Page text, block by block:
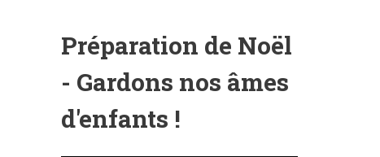
Préparation de Noël
- Gardons nos âmes
d'enfants !